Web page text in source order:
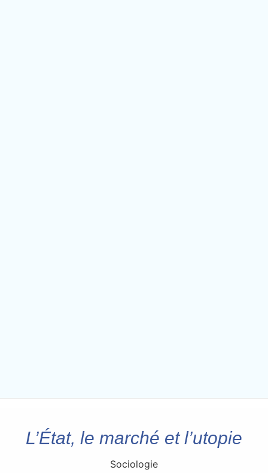
L’État, le marché et l’utopie
Sociologie